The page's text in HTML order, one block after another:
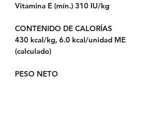
Vitamina E (mín.) 310 IU/kg
CONTENIDO DE CALORÍAS
430 kcal/kg, 6.0 kcal/unidad ME
(calculado)
PESO NETO